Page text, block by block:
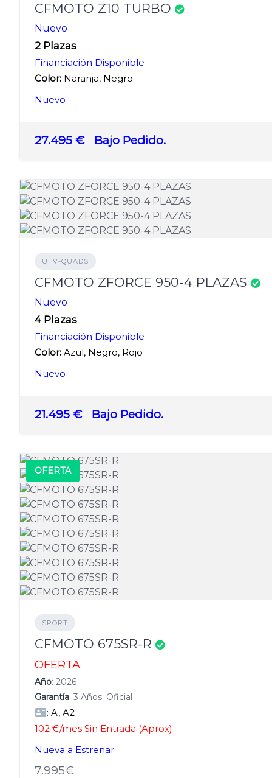
CFMOTO Z10 TURBO
Nuevo
2 Plazas
Financiación Disponible
Color: Naranja, Negro
Nuevo
27.495 € Bajo Pedido.
UTV-QUADS
CFMOTO ZFORCE 950-4 PLAZAS
Nuevo
4 Plazas
Financiación Disponible
Color: Azul, Negro, Rojo
Nuevo
21.495 € Bajo Pedido.
OFERTA
SPORT
CFMOTO 675SR-R
OFERTA
Año: 2026
Garantía: 3 Años. Oficial
: A, A2
102 €/mes Sin Entrada (Aprox)
Nueva a Estrenar
7.995€